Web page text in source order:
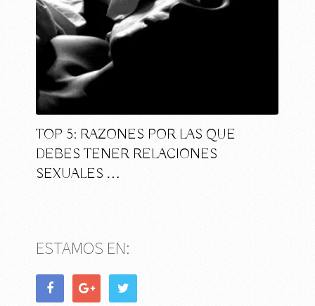
TOP 5: RAZONES POR LAS QUE
DEBES TENER RELACIONES
SEXUALES …
ESTAMOS EN: